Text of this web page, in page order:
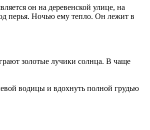
он на деревенской улице, на
перья. Ночью ему тепло. Он лежит в
золотые лучики солнца. В чаще
водицы и вдохнуть полной грудью